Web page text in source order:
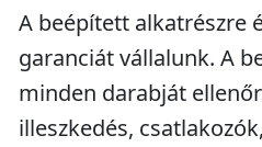
A beépített alkatrészre
garanciát vállalunk. A
minden darabját
illeszkedés,